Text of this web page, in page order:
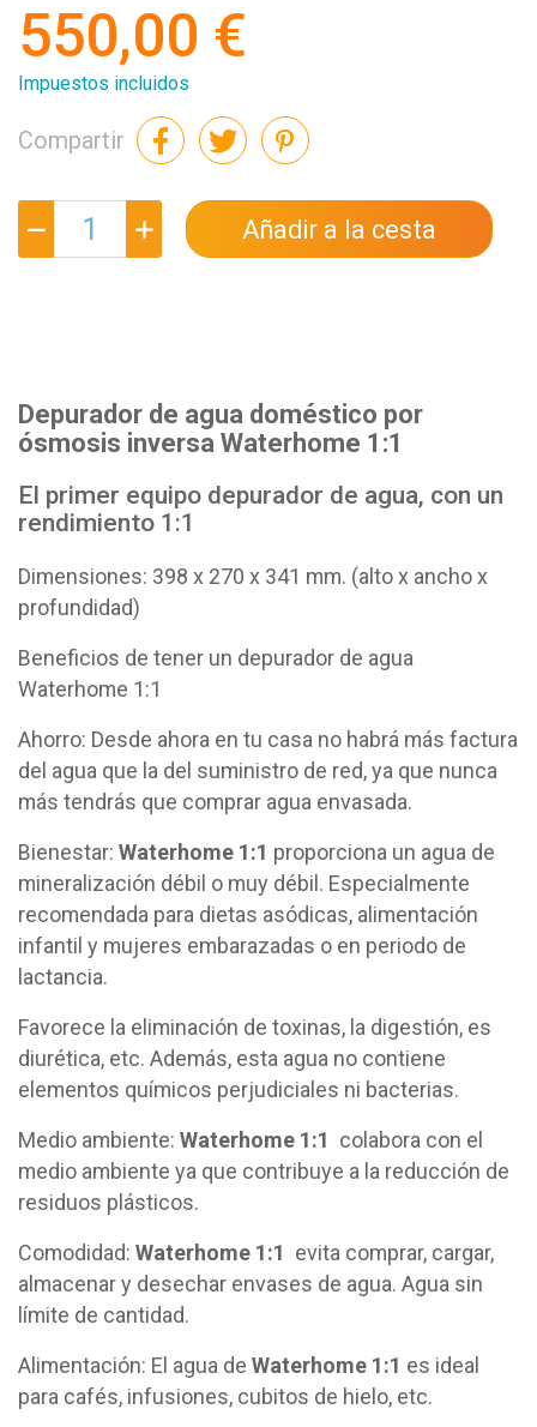
550,00 €
Impuestos incluidos
Compartir
Añadir a la cesta
Depurador de agua doméstico por
ósmosis inversa Waterhome 1:1
El primer equipo depurador de agua, con un
rendimiento 1:1
Dimensiones: 398 x 270 x 341 mm. (alto x ancho x
profundidad)
Beneficios de tener un depurador de agua
Waterhome 1:1
Ahorro: Desde ahora en tu casa no habrá más factura
del agua que la del suministro de red, ya que nunca
más tendrás que comprar agua envasada.
Bienestar: Waterhome 1:1 proporciona un agua de
mineralización débil o muy débil. Especialmente
recomendada para dietas asódicas, alimentación
infantil y mujeres embarazadas o en periodo de
lactancia.
Favorece la eliminación de toxinas, la digestión, es
diurética, etc. Además, esta agua no contiene
elementos químicos perjudiciales ni bacterias.
Medio ambiente: Waterhome 1:1 colabora con el
medio ambiente ya que contribuye a la reducción de
residuos plásticos.
Comodidad: Waterhome 1:1 evita comprar, cargar,
almacenar y desechar envases de agua. Agua sin
límite de cantidad.
Alimentación: El agua de Waterhome 1:1 es ideal
para cafés, infusiones, cubitos de hielo, etc.